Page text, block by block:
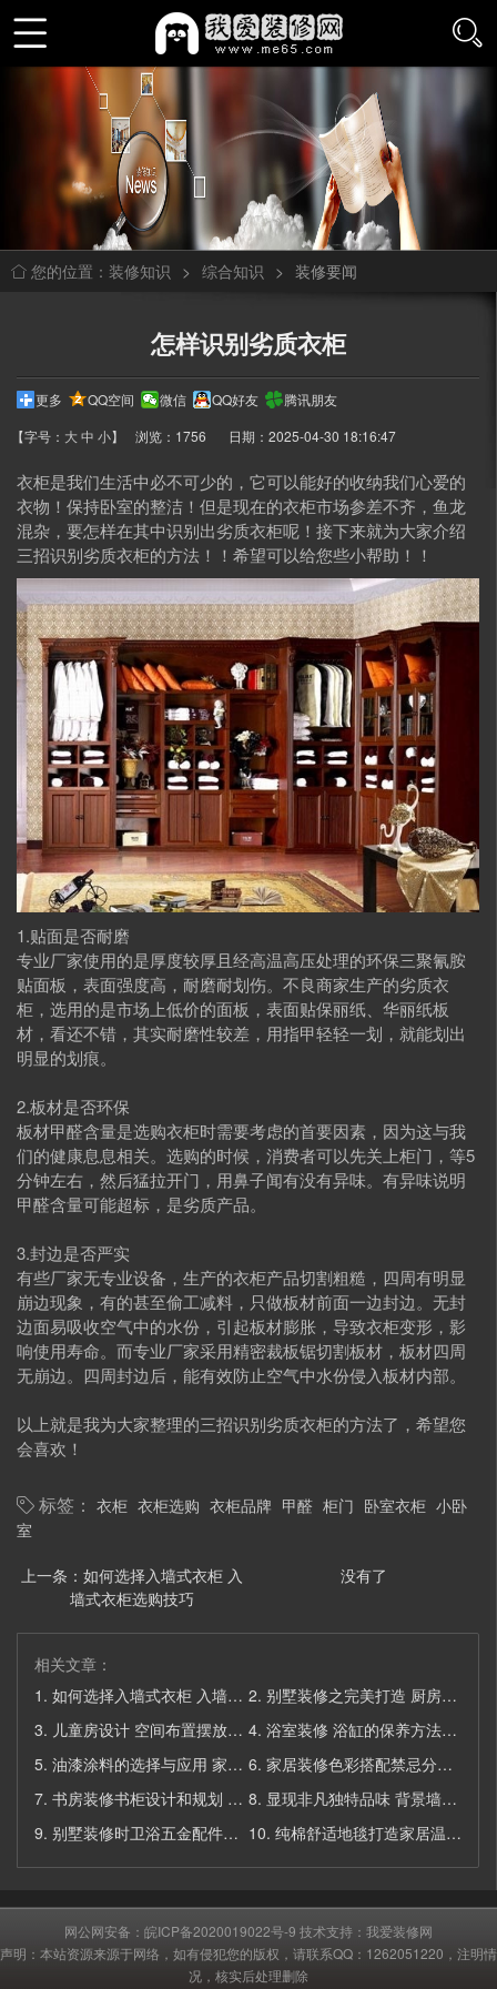
您的位置： 装修知识 > 综合知识 > 装修要闻
怎样识别劣质衣柜
更多 QQ空间 微信 QQ好友
腾讯朋友
【字号： 大中 小】 浏览：1756 日期：2025-04-30 18:16:47
衣柜是我们生活中必不可少的，它可以能好的收纳我们心爱的
衣物！保持卧室的整洁！但是现在的衣柜市场参差不齐，鱼龙
混杂，要怎样在其中识别出劣质衣柜呢！接下来就为大家介绍
三招识别劣质衣柜的方法！！希望可以给您些小帮助！！
1.贴面是否耐磨
专业厂家使用的是厚度较厚且经高温高压处理的环保三聚氰胺
贴面板，表面强度高，耐磨耐划伤。不良商家生产的劣质衣
柜，选用的是市场上低价的面板，表面贴保丽纸、华丽纸板
材，看还不错，其实耐磨性较差，用指甲轻轻一划，就能划出
明显的划痕。
2.板材是否环保
板材甲醛含量是选购衣柜时需要考虑的首要因素，因为这与我
们的健康息息相关。选购的时候，消费者可以先关上柜门，等5
分钟左右，然后猛拉开门，用鼻子闻有没有异味。有异味说明
甲醛含量可能超标，是劣质产品。
3.封边是否严实
有些厂家无专业设备，生产的衣柜产品切割粗糙，四周有明显
崩边现象，有的甚至偷工减料，只做板材前面一边封边。无封
边面易吸收空气中的水份，引起板材膨胀，导致衣柜变形，影
响使用寿命。而专业厂家采用精密裁板锯切割板材，板材四周
无崩边。四周封边后，能有效防止空气中水份侵入板材内部。
以上就是我为大家整理的三招识别劣质衣柜的方法了，希望您
会喜欢！
标签： 衣柜 衣柜选购 衣柜品牌 甲醛 柜门 卧室衣柜 小卧
室
上一条：如何选择入墙式衣柜 入
墙式衣柜选购技巧
没有了
相关文章：
1. 如何选择入墙式衣柜 入墙式衣柜选购技巧 2. 别墅装修之完美打造 厨房装修
3. 儿童房设计 空间布置摆放家具很重要 4. 浴室装修 浴缸的保养方法和分类
5. 油漆涂料的选择与应用 家居装修 6. 家居装修色彩搭配禁忌分析 色彩装点生活
7. 书房装修书柜设计和规划 家居设计 8. 显现非凡独特品味 背景墙设计
9. 别墅装修时卫浴五金配件的选购要点 10. 纯棉舒适地毯打造家居温馨的感觉
网公网安备： 皖ICP备2020019022号-9 技术支持： 我爱装修网
声明：本站资源来源于网络，如有侵犯您的版权，请联系QQ：1262051220，注明情
况，核实后处理删除